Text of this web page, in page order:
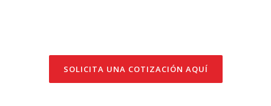
SOLICITA UNA COTIZACIÓN AQUÍ